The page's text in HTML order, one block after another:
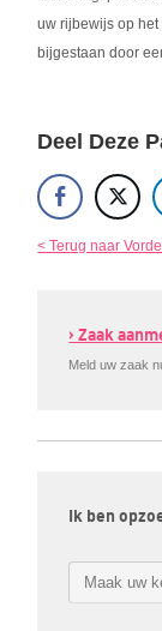
uw rijbewijs op
bijgestaan door
Deel Deze
< Terug naar
› Zaak
Meld uw zaak
Ik ben